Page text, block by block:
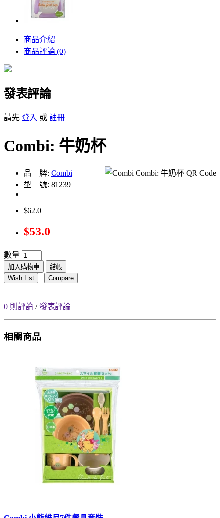
商品介紹
商品評論 (0)
發表評論
請先 登入 或 註冊
Combi: 牛奶杯
品 牌: Combi
型 號: 81239
$62.0
$53.0
數量
加入購物車
結帳
Wish List
Compare
0 則評論 /發表評論
相關商品